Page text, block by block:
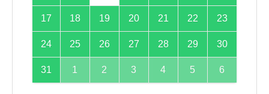
17 18 19 20 21 22 23
24 25 26 27 28 29 30
31 1 2 3 4 5 6